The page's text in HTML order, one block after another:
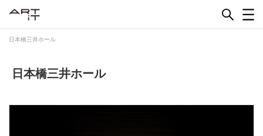
日本橋三井ホール
日本橋三井ホール